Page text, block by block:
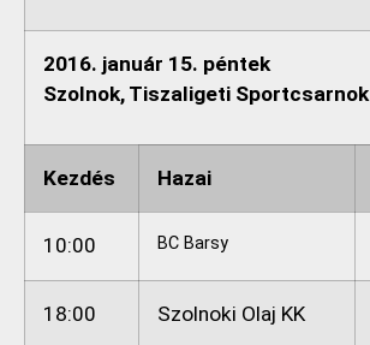
2016. január 15. péntek
Szolnok, Tiszaligeti Sportcsarnok
Kezdés Hazai
10:00 BC Barsy
18:00 Szolnoki Olaj KK